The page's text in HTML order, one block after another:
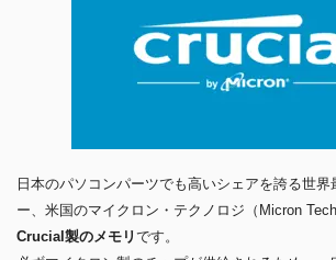
日本のパソコンパーツでも高いシェアを誇る世界
ー、米国のマイクロン・テクノロジ（Micron
Crucial製のメモリです。